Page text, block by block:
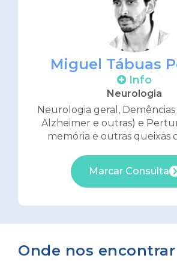
Miguel Tábuas
Info
Neurologia
Neurologia geral,
Alzheimer e outras) e
memória e outras queixas
Marcar Consulta
Onde nos encontrar